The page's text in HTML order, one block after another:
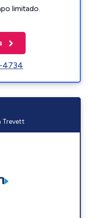
limitado.
4734
Trevett